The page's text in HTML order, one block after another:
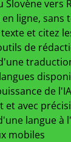
Slovène vers
ligne, sans
et citez
de
de
et avec
langue
mobiles